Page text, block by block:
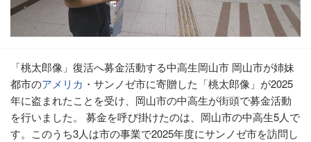
「桃太郎像」復活へ募金活動する中高生岡山市 岡山市が姉妹
都市のアメリカ ・サンノゼ市に寄贈した「桃太郎像」が2025
年に盗まれたことを受け、岡山市の中高生が街頭で募金活動
を行いました。 募金を呼び掛けたのは、岡山市の中高生5人で
す。このうち3人は市の事業で2025年度にサンノゼ市を訪問し